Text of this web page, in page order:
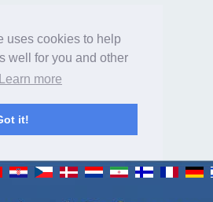
uses cookies to help
well for you and other
Learn more
it!